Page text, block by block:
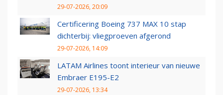
29-07-2026, 20:09
Certificering Boeing 737 MAX 10 stap
dichterbij: vliegproeven afgerond
29-07-2026, 14:09
LATAM Airlines toont interieur van nieuwe
Embraer E195-E2
29-07-2026, 13:34